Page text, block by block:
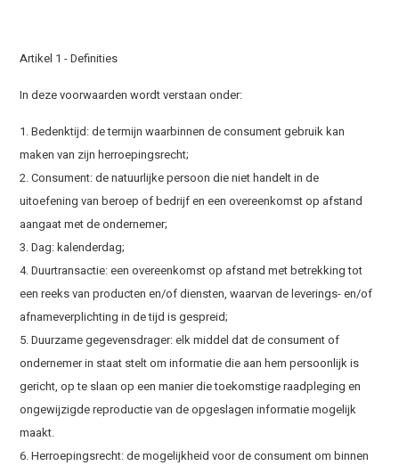
Artikel 1 - Definities
In deze voorwaarden wordt verstaan onder:
1. Bedenktijd: de termijn waarbinnen de consument gebruik kan
maken van zijn herroepingsrecht;
2. Consument: de natuurlijke persoon die niet handelt in de
uitoefening van beroep of bedrijf en een overeenkomst op afstand
aangaat met de ondernemer;
3. Dag: kalenderdag;
4. Duurtransactie: een overeenkomst op afstand met betrekking tot
een reeks van producten en/of diensten, waarvan de leverings- en/of
afnameverplichting in de tijd is gespreid;
5. Duurzame gegevensdrager: elk middel dat de consument of
ondernemer in staat stelt om informatie die aan hem persoonlijk is
gericht, op te slaan op een manier die toekomstige raadpleging en
ongewijzigde reproductie van de opgeslagen informatie mogelijk
maakt.
6. Herroepingsrecht: de mogelijkheid voor de consument om binnen